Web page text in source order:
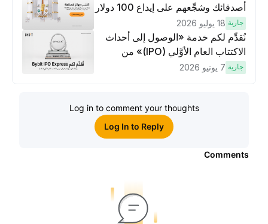
أصدقائك وشجِّعهم على إيداع 100 دولار
لكسَب مكافآت مُضاعَفة
جارية 18 يوليو 2026
نُقدِّم لكم خدمة «الوصول إلى أحداث
الاكتتاب العام الأوَّلي (IPO)» من
Bybit، بوابتك للوصول المبكر إلى فرص
جارية 7 يونيو 2026
Log in to comment your thoughts
Log In to Reply
Comments